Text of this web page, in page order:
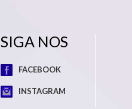
SIGA NOS
FACEBOOK
INSTAGRAM